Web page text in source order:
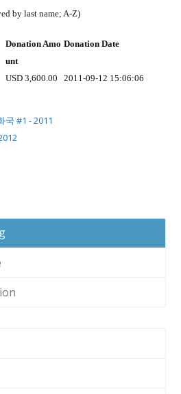
by last name; A-Z)
Donation Amo
unt
Donation Date
USD 3,600.00 2011-09-12 15:06:06
국 #1 - 2011